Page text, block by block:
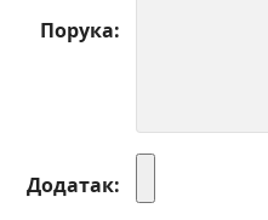
Порука
Додатак